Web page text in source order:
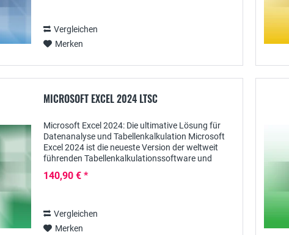
Vergleichen
Merken
MICROSOFT EXCEL 2024 LTSC
Microsoft Excel 2024: Die ultimative Lösung für
Datenanalyse und Tabellenkalkulation Microsoft
Excel 2024 ist die neueste Version der weltweit
führenden Tabellenkalkulationssoftware und
die...
140,90 € *
Vergleichen
Merken